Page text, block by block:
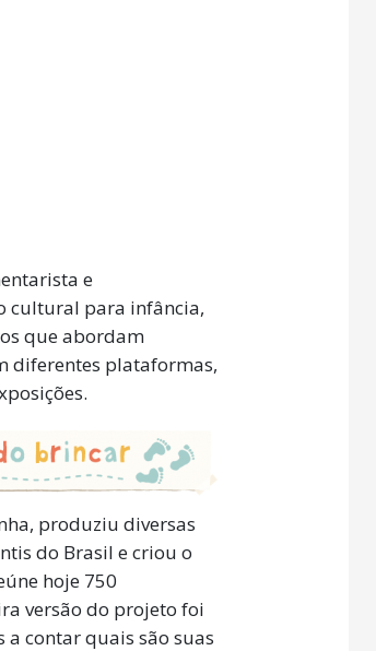
e
cultural para infância,
que abordam
diferentes plataformas,
produziu diversas
do Brasil e criou o
hoje 750
versão do projeto foi
contar quais são suas